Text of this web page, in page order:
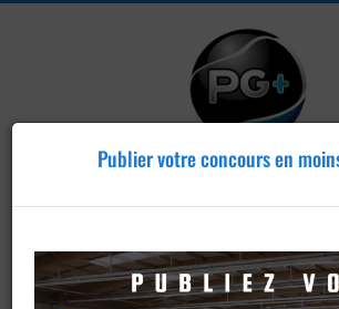
Publier un
concours
Publier votre concours en